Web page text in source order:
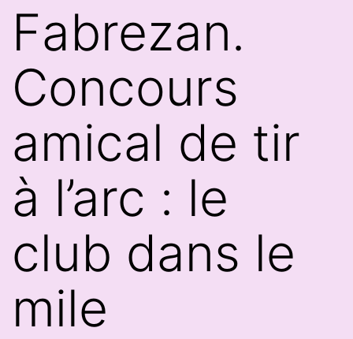
Fabrezan.
Concours
amical de tir
à l’arc : le
club dans le
mile